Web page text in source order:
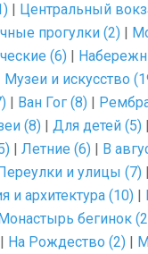
| Центральный
прогулки (2) |
(6) |
Музеи и искусство
| Ван Гог (8) |
(8) | Для детей (5) |
| Летние (6) | В
и улицы (7) |
и архитектура (10) |
бегинок
| На Рождество (2) |